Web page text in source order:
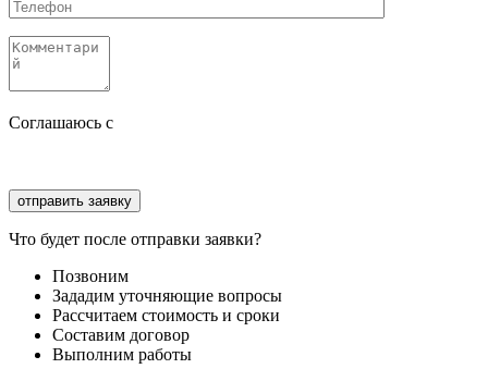
Соглашаюсь с
Что будет после отправки заявки?
Позвоним
Зададим уточняющие вопросы
Рассчитаем стоимость и сроки
Составим договор
Выполним работы